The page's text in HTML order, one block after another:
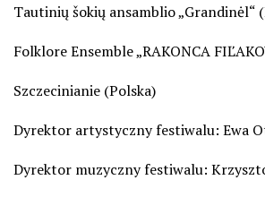
Tautinių šokių ansamblio „Grandinėl“
Folklore Ensemble „RAKONCA
Szczecinianie (Polska)
Dyrektor artystyczny festiwalu: Ewa
Dyrektor muzyczny festiwalu: